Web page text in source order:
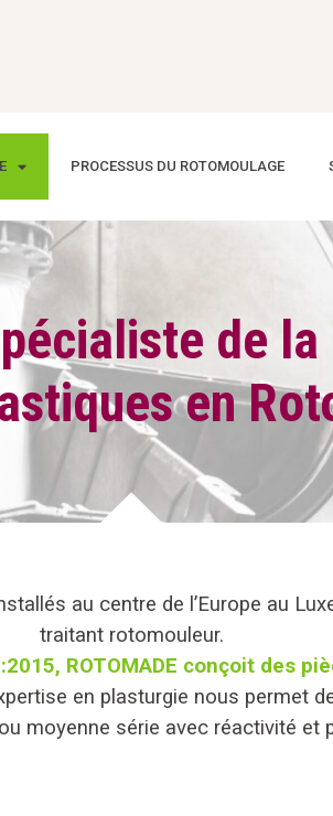
PROCESSUS DU ROTOMOULAGE
de
en
au centre de l’Europe au
traitant rotomouleur.
ROTOMADE conçoit des
en plasturgie nous permet
moyenne série avec réactivité et